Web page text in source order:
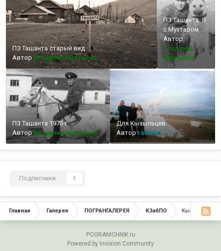
ПЗ Ташанта старый вид
Автор Владимир Мартынов
ПЗ Ташанта. Я
с Мухтаром
Автор
Владимир
Мартынов
ПЗ Ташанта 1975 г
АвторВладимир Мартынов
Для Кызыльцев
Авторra0wbn
Подписчики 0
Главная Галерея ПОГРАНГАЛЕРЕЯ КЗабПО Кызыльский
POGRANICHNIK.ru
Powered by Invision Community